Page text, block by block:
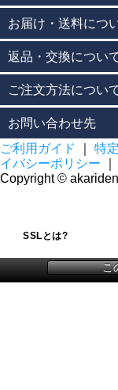
お届け・送料につ
返品・交換につい
ご注文方法につい
お問い合わせ先
ご利用ガイド
特
イバシーポリシー
Copyright ©
SSLとは?
こ